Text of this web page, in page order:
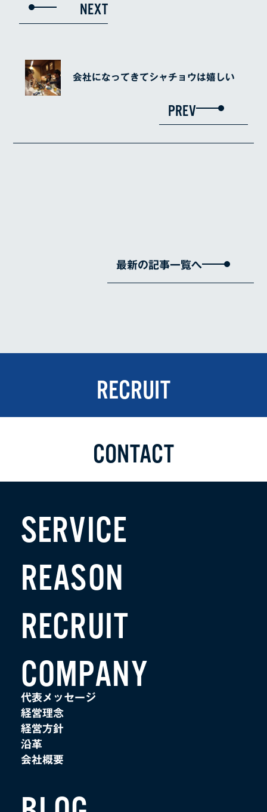
NEXT
会社になってきてシャチョウは嬉しい
PREV
最新の記事一覧へ
RECRUIT
CONTACT
SERVICE
REASON
RECRUIT
COMPANY
代表メッセージ
経営理念
経営方針
沿革
会社概要